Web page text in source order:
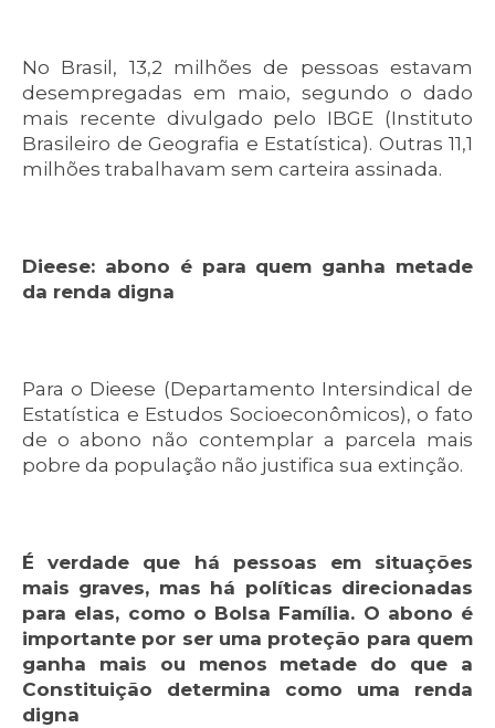
No Brasil, 13,2 milhões de pessoas estavam
desempregadas em maio, segundo o dado
mais recente divulgado pelo IBGE (Instituto
Brasileiro de Geografia e Estatística). Outras 11,1
milhões trabalhavam sem carteira assinada.
Dieese: abono é para quem ganha metade
da renda digna
Para o Dieese (Departamento Intersindical de
Estatística e Estudos Socioeconômicos), o fato
de o abono não contemplar a parcela mais
pobre da população não justifica sua extinção.
É verdade que há pessoas em situações
mais graves, mas há políticas direcionadas
para elas, como o Bolsa Família. O abono é
importante por ser uma proteção para quem
ganha mais ou menos metade do que a
Constituição determina como uma renda
digna